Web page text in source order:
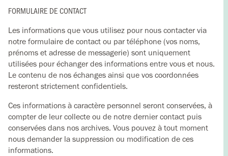
FORMULAIRE DE CONTACT
Les informations que vous utilisez pour nous contacter via
notre formulaire de contact ou par téléphone (vos noms,
prénoms et adresse de messagerie) sont uniquement
utilisées pour échanger des informations entre vous et nous.
Le contenu de nos échanges ainsi que vos coordonnées
resteront strictement confidentiels.
Ces informations à caractère personnel seront conservées, à
compter de leur collecte ou de notre dernier contact puis
conservées dans nos archives. Vous pouvez à tout moment
nous demander la suppression ou modification de ces
informations.